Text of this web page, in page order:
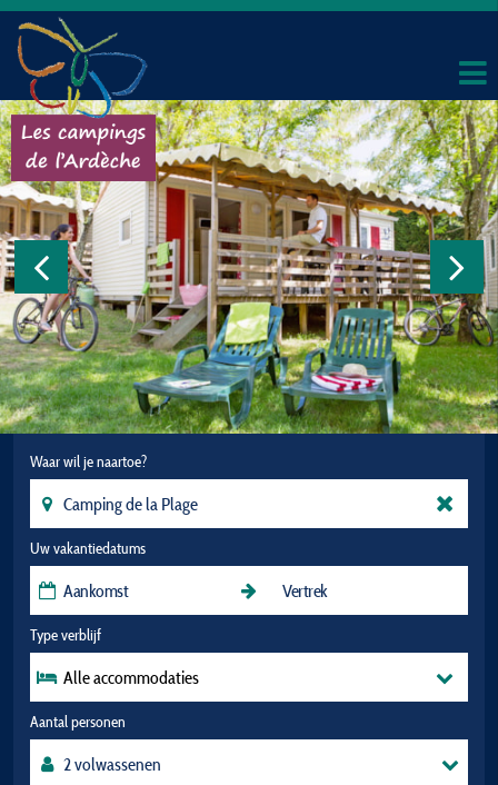
Waar wil je naartoe?
Uw vakantiedatums
Type verblijf
Alle accommodaties
Aantal personen